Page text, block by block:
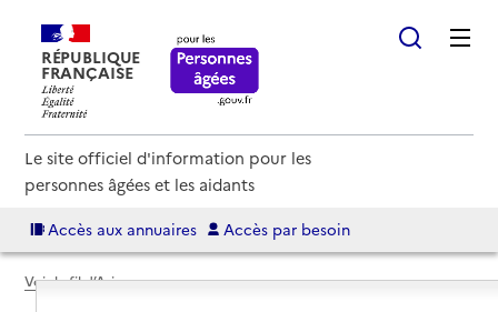
RÉPUBLIQUE
FRANÇAISE
Le site officiel d'information pour les
personnes âgées et les aidants
Accès aux annuaires Accès par besoin
Voir le fil d’Ariane